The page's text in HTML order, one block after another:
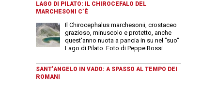
LAGO DI PILATO: IL CHIROCEFALO DEL
MARCHESONI C’È
Il Chirocephalus marchesonii, crostaceo
grazioso, minuscolo e protetto, anche
quest'anno nuota a pancia in su nel "suo"
Lago di Pilato. Foto di Peppe Rossi
SANT’ANGELO IN VADO: A SPASSO AL TEMPO DEI
ROMANI